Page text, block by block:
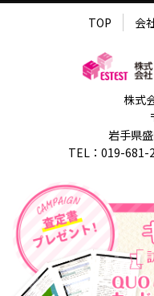
TOP 会
株式
岩手県
TEL：019-